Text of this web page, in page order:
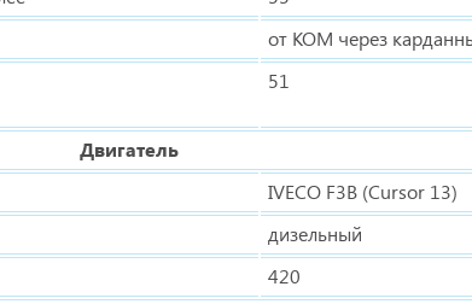
от КОМ через
51
Двигатель
IVECO F3B (Cursor 13)
дизельный
420